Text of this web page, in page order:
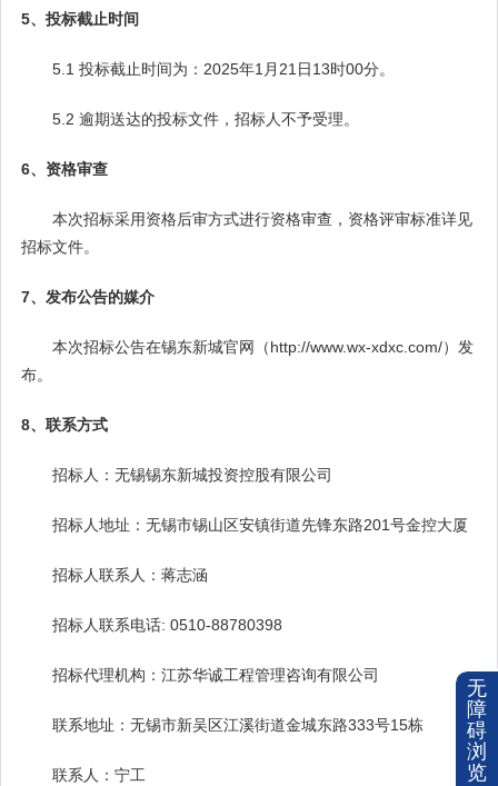
5、投标截止时间
5.1 投标截止时间为：2025年1月21日13时00分。
5.2 逾期送达的投标文件，招标人不予受理。
6、资格审查
本次招标采用资格后审方式进行资格审查，资格评审标准详见
招标文件。
7、发布公告的媒介
本次招标公告在锡东新城官网（http://www.wx-xdxc.com/）发
布。
8、联系方式
招标人：无锡锡东新城投资控股有限公司
招标人地址：无锡市锡山区安镇街道先锋东路201号金控大厦
招标人联系人：蒋志涵
招标人联系电话: 0510-88780398
招标代理机构：江苏华诚工程管理咨询有限公司
联系地址：无锡市新吴区江溪街道金城东路333号15栋
联系人：宁工
无
障
碍
浏
览